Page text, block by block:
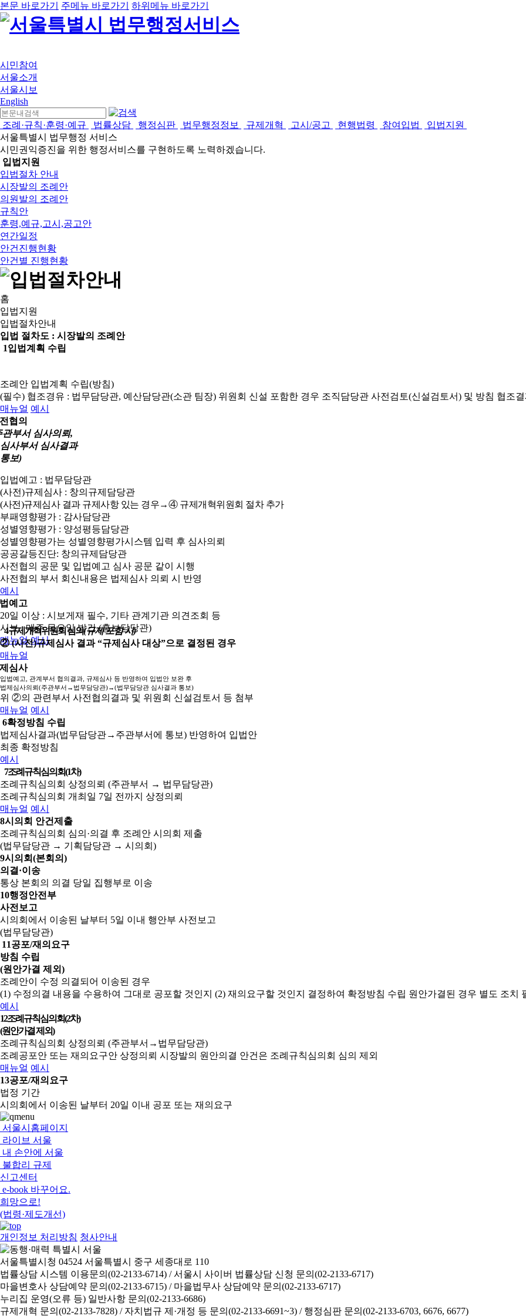
본문 바로가기 주메뉴 바로가기 하위메뉴 바로가기
시민참여
서울소개
서울시보
English
조례·규칙·훈령·예규 법률상담 행정심판 법무행정정보 규제개혁 고시/공고 현행법령 참여입법
입법지원
서울특별시 법무행정 서비스
시민권익증진을 위한 행정서비스를 구현하도록 노력하겠습니다.
입법지원
입법절차 안내
시장발의 조례안
의원발의 조례안
규칙안
훈령,예규,고시,공고안
연간일정
안건진행현황
안건별 진행현황
홈
입법지원
입법절차안내
입법 절차도 : 시장발의 조례안
1입법계획 수립
조례안 입법계획 수립(방침)
(필수) 협조경유 : 법무담당관, 예산담당관(소관 팀장) 위원회 신설 포함한 경우 조직담당관 사전검토(신설검토서) 및 방침 협조
매뉴얼 예시
협의
관부서 심사의뢰,
심사부서 심사결과
통보)
입법예고 : 법무담당관
(사전)규제심사 : 창의규제담당관
(사전)규제심사 결과 규제사항 있는 경우→④ 규제개혁위원회 절차 추가
부패영향평가 : 감사담당관
성별영향평가 : 양성평등담당관
성별영향평가는 성별영향평가시스템 입력 후 심사의뢰
공공갈등진단: 창의규제담당관
사전협의 공문 및 입법예고 심사 공문 같이 시행
사전협의 부서 회신내용은 법제심사 의뢰 시 반영
예시
예고
20일 이상 : 시보게재 필수, 기타 관계기관 의견조회 등
시보 : 매주 목요일 발간 (홍보담당관)
매뉴얼 예시
4규제개혁위원회 심의(규제 포함 시)
② (사전)규제심사 결과 “규제심사 대상”으로 결정된 경우
매뉴얼
심사
입법예고, 관계부서 협의결과, 규제심사 등 반영하여 입법안 보완 후
법제심사의뢰(주관부서→법무담당관)→(법무담당관 심사결과 통보)
위 ②의 관련부서 사전협의결과 및 위원회 신설검토서 등 첨부
매뉴얼 예시
6확정방침 수립
법제심사결과(법무담당관→주관부서에 통보) 반영하여 입법안
최종 확정방침
예시
7조례규칙심의회(1차)
조례규칙심의회 상정의뢰 (주관부서 → 법무담당관)
조례규칙심의회 개최일 7일 전까지 상정의뢰
매뉴얼 예시
8시의회 안건제출
조례규칙심의회 심의·의결 후 조례안 시의회 제출
(법무담당관 → 기획담당관 → 시의회)
9시의회(본회의)
의결·이송
통상 본회의 의결 당일 집행부로 이송
10행정안전부
사전보고
시의회에서 이송된 날부터 5일 이내 행안부 사전보고
(법무담당관)
11공포/재의요구
방침 수립
(원안가결 제외)
조례안이 수정 의결되어 이송된 경우
(1) 수정의결 내용을 수용하여 그대로 공포할 것인지 (2) 재의요구할 것인지 결정하여 확정방침 수립 원안가결된 경우 별도 조치
예시
12조례규칙심의회(2차)
(원안가결 제외)
조례규칙심의회 상정의뢰 (주관부서→법무담당관)
조례공포안 또는 재의요구안 상정의뢰 시장발의 원안의결 안건은 조례규칙심의회 심의 제외
매뉴얼 예시
13공포/재의요구
법정 기간
시의회에서 이송된 날부터 20일 이내 공포 또는 재의요구
서울시홈페이지
라이브 서울
내 손안에 서울
불합리 규제
신고센터
e-book 바꾸어요.
희망으로!
(법령·제도개선)
개인정보 처리방침 청사안내
서울특별시청 04524 서울특별시 중구 세종대로 110
법률상담 시스템 이용문의(02-2133-6714) /서울시 사이버 법률상담 신청 문의(02-2133-6717)
마을변호사 상담예약 문의(02-2133-6715) / 마을법무사 상담예약 문의(02-2133-6717)
누리집 운영(오류 등) 일반사항 문의(02-2133-6686)
규제개혁 문의(02-2133-7828) / 자치법규 제·개정 등 문의(02-2133-6691~3) / 행정심판 문의(02-2133-6703, 6676, 6677)